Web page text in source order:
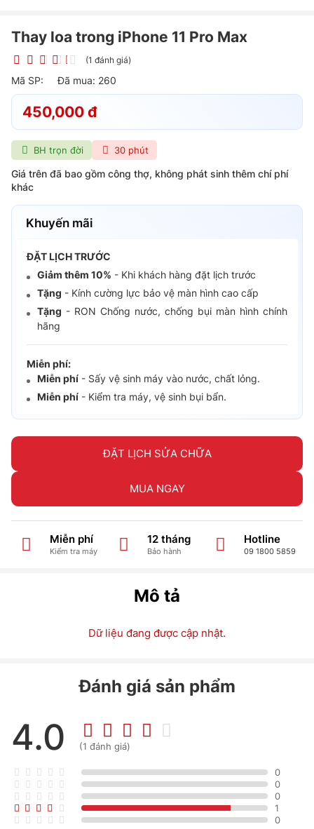
Thay loa trong iPhone 11 Pro Max
(1 đánh giá)
Mã SP: Đã mua: 260
450,000 đ
BH trọn đời 30 phút
Giá trên đã bao gồm công thợ, không phát sinh thêm chí phí
khác
Khuyến mãi
ĐẶT LỊCH TRƯỚC
Giảm thêm 10% - Khi khách hàng đặt lịch trước
Tặng - Kính cường lực bảo vệ màn hình cao cấp
Tặng - RON Chống nước, chống bụi màn hình chính
hãng
Miễn phí:
Miễn phí - Sấy vệ sinh máy vào nước, chất lỏng.
Miễn phí - Kiểm tra máy, vệ sinh bụi bẩn.
ĐẶT LỊCH SỬA CHỮA
MUA NGAY
Miễn phí
Kiểm tra máy
12 tháng
Bảo hành
Hotline
09 1800 5859
Mô tả
Dữ liệu đang được cập nhật.
Đánh giá sản phẩm
4.0 (1 đánh giá)
0
0
0
1
0